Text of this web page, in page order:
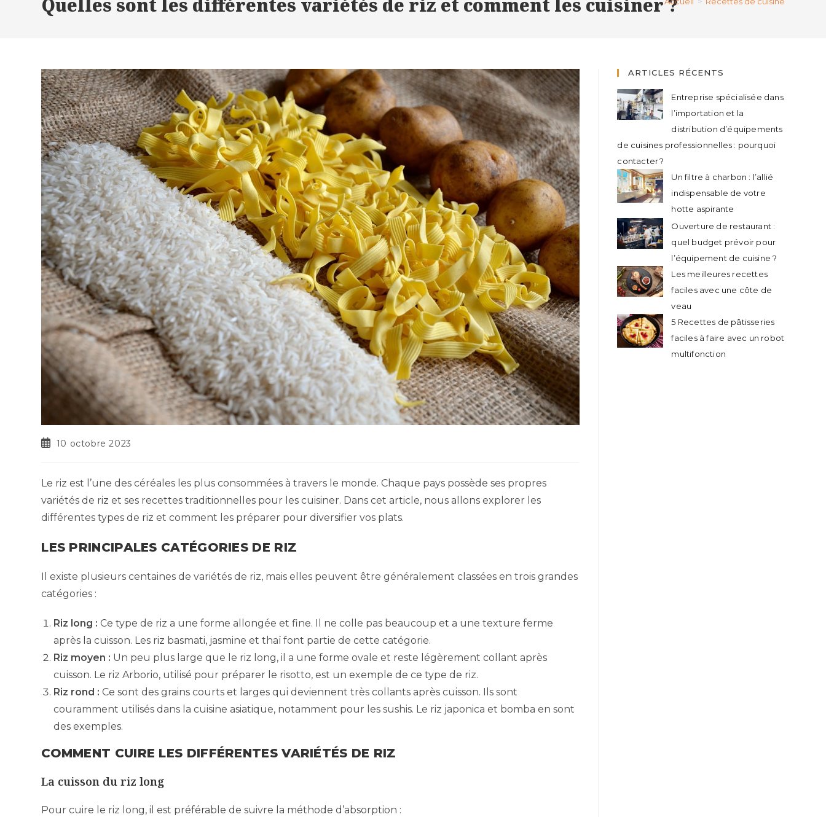
Quelles sont les différentes variétés de riz et comment les cuisiner ?
Publication
10 octobre 2023
Le riz est l’une des céréales les plus consommées à travers le monde. Chaque pays possède ses propres
variétés de riz et ses recettes traditionnelles pour les cuisiner. Dans cet article, nous allons explorer les
différentes types de riz et comment les préparer pour diversifier vos plats.
LES PRINCIPALES CATÉGORIES DE RIZ
Il existe plusieurs centaines de variétés de riz, mais elles peuvent être généralement classées en trois grandes
catégories :
Riz long : Ce type de riz a une forme allongée et fine. Il ne colle pas beaucoup et a une texture ferme
après la cuisson. Les riz basmati, jasmine et thaï font partie de cette catégorie.
Riz moyen : Un peu plus large que le riz long, il a une forme ovale et reste légèrement collant après
cuisson. Le riz Arborio, utilisé pour préparer le risotto, est un exemple de ce type de riz.
Riz rond : Ce sont des grains courts et larges qui deviennent très collants après cuisson. Ils sont
couramment utilisés dans la cuisine asiatique, notamment pour les sushis. Le riz japonica et bomba en sont
des exemples.
COMMENT CUIRE LES DIFFÉRENTES VARIÉTÉS DE RIZ
La cuisson du riz long
Pour cuire le riz long, il est préférable de suivre la méthode d’absorption :
ARTICLES RÉCENTS
Entreprise spécialisée dans
l’importation et la
distribution d’équipements
de cuisines professionnelles : pourquoi
contacter ?
Un filtre à charbon : l’allié
indispensable de votre
hotte aspirante
Ouverture de restaurant :
quel budget prévoir pour
l’équipement de cuisine ?
Les meilleures recettes
faciles avec une côte de
veau
5 Recettes de pâtisseries
faciles à faire avec un robot
multifonction